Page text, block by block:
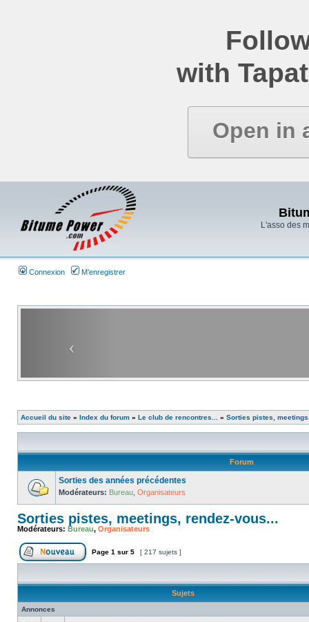
with
Open in
L'asso des
Connexion M’enregistrer
Accueil du site » Index du forum » Le club de rencontres... » Sorties pistes,
Forum
Sorties des années précédentes
Modérateurs: Bureau Organisateurs
Sorties pistes, meetings, rendez-vous...
Modérateurs: Bureau, Organisateurs
Page 1 sur 5 [ 217 sujets ]
Sujets
Annonces